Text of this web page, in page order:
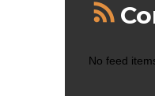
No feed